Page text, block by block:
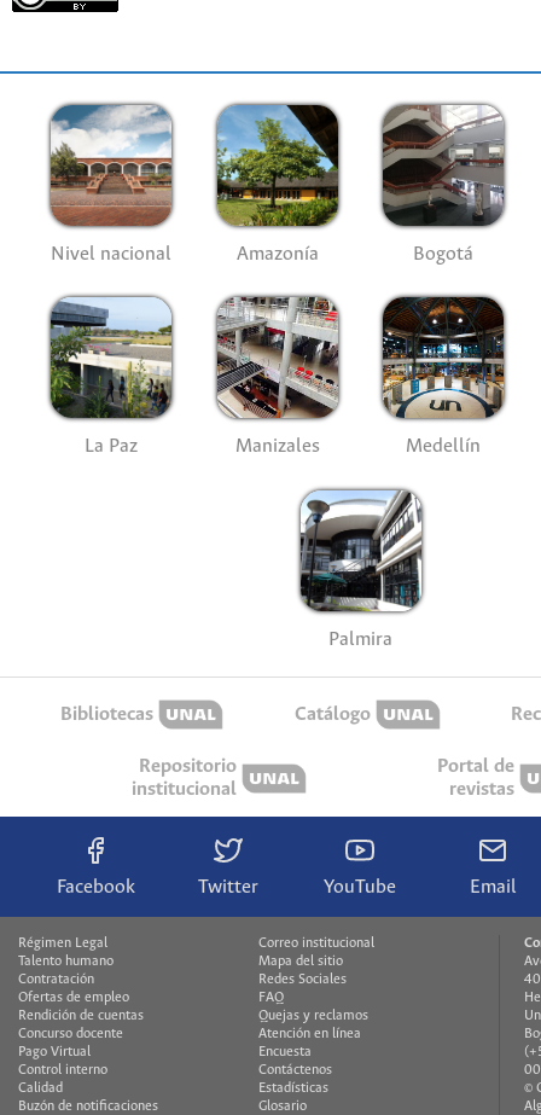
Nivel nacional Amazonía Bogotá
La Paz Manizales Medellín
Palmira
Bibliotecas Catálogo
Repositorio
institucional
Portal de
revistas
Facebook Twitter YouTube Email
Régimen Legal
Talento humano
Contratación
Ofertas de empleo
Rendición de cuentas
Concurso docente
Pago Virtual
Control interno
Calidad
Buzón de notificaciones
Correo institucional
Mapa del sitio
Redes Sociales
FAQ
Quejas y reclamos
Atención en línea
Encuesta
Contáctenos
Estadísticas
Glosario
©